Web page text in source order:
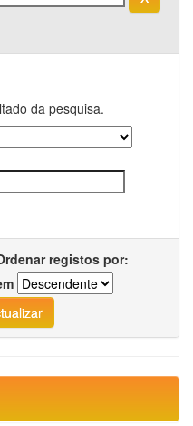
da pesquisa.
registos por: